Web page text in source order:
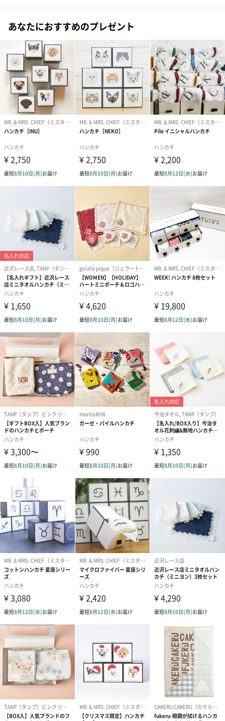
IV アイボリー
LV ラベンダー
商品詳細情報
素材／繊維
綿100%
サイズ
約58cm×58cm
商品オプション情報
紙袋
お渡し用の紙袋です。
商品に合わせたサイズをお届けします。
あり（280円）
メッセージカード（通常・写真・グリーティング）
誕生日や結婚祝い・出産祝いなど、様々なシーンのメッセージカ
ードを同梱します。
メッセージカードや封筒のデザインは一部変更する場合がありま
す。
写真付きメッセージカ
ード（680円）
写真付きメッセージカ
ード（Thank you）ピ
【誕生日】
Birthday ホワ
刷なし）（
生花
生花のブーケを同梱します。
※9-15時にご注文いただく場合、最短のお届け可能日が通常より
も1日遅くなります。
あなたにおすすめのプレゼント